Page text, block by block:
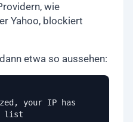
wie
Yahoo, blockiert
etwa so aussehen:
your IP has
list